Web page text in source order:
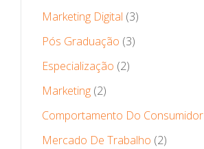
Marketing Digital (3)
Pós Graduação (3)
Especialização (2)
Marketing (2)
Comportamento Do Consumidor
Mercado De Trabalho (2)